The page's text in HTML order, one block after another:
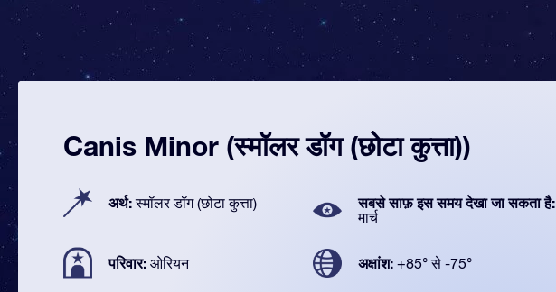
Canis Minor (स्मॉलर डॉग (छोटा कुत्ता))
अर्थ:स्मॉलर डॉग (छोटा कुत्ता) सबसे साफ़ इस समय देखा जा सकता है:
मार्च
परिवार: ओरियन अक्षांश: +85° से -75°